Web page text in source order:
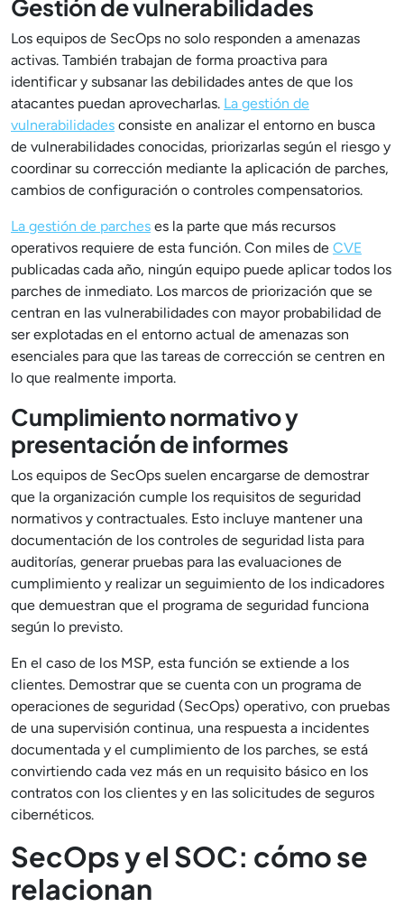
Gestión de vulnerabilidades
Los equipos de SecOps no solo responden a amenazas
activas. También trabajan de forma proactiva para
identificar y subsanar las debilidades antes de que los
atacantes puedan aprovecharlas. La gestión de
vulnerabilidades consiste en analizar el entorno en busca
de vulnerabilidades conocidas, priorizarlas según el riesgo y
coordinar su corrección mediante la aplicación de parches,
cambios de configuración o controles compensatorios.
La gestión de parches es la parte que más recursos
operativos requiere de esta función. Con miles de CVE
publicadas cada año, ningún equipo puede aplicar todos los
parches de inmediato. Los marcos de priorización que se
centran en las vulnerabilidades con mayor probabilidad de
ser explotadas en el entorno actual de amenazas son
esenciales para que las tareas de corrección se centren en
lo que realmente importa.
Cumplimiento normativo y
presentación de informes
Los equipos de SecOps suelen encargarse de demostrar
que la organización cumple los requisitos de seguridad
normativos y contractuales. Esto incluye mantener una
documentación de los controles de seguridad lista para
auditorías, generar pruebas para las evaluaciones de
cumplimiento y realizar un seguimiento de los indicadores
que demuestran que el programa de seguridad funciona
según lo previsto.
En el caso de los MSP, esta función se extiende a los
clientes. Demostrar que se cuenta con un programa de
operaciones de seguridad (SecOps) operativo, con pruebas
de una supervisión continua, una respuesta a incidentes
documentada y el cumplimiento de los parches, se está
convirtiendo cada vez más en un requisito básico en los
contratos con los clientes y en las solicitudes de seguros
cibernéticos.
SecOps y el SOC: cómo se
relacionan